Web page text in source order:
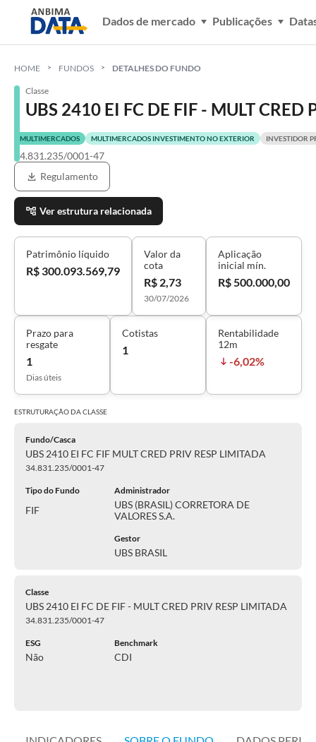
Dados de mercado Publicações
HOME FUNDOS DETALHES DO FUNDO
Classe
UBS 2410 EI FC DE FIF - MULT CRED
MULTIMERCADOS MULTIMERCADOS INVESTIMENTO NO EXTERIOR INVESTIDOR
34.831.235/0001-47
Regulamento
Ver estrutura relacionada
Patrimônio líquido
R$ 300.093.569,79
Valor da
cota
R$ 2,73
30/07/2026
Aplicação
inicial mín.
R$ 500.000,00
Prazo para
resgate
1
Dias úteis
Cotistas
1
Rentabilidade
12m
-6,02%
ESTRUTURAÇÃO DACLASSE
Fundo/Casca
UBS 2410 EI FC FIF MULT CRED PRIV RESP LIMITADA
34.831.235/0001-47
Tipo do Fundo
FIF
Administrador
UBS (BRASIL) CORRETORA DE
VALORES S.A.
Gestor
UBS BRASIL
Classe
UBS 2410 EI FC DE FIF - MULT CRED PRIV RESP LIMITADA
34.831.235/0001-47
ESG
Não
Benchmark
CDI